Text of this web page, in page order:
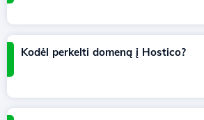
Kodėl perkelti domeną į Hostico?